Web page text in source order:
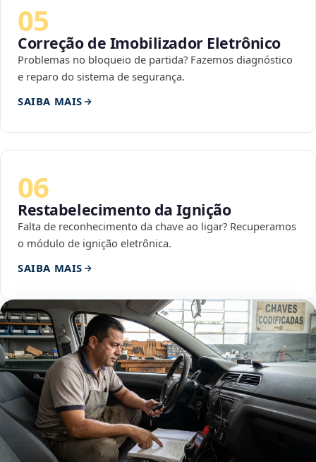
05
Correção de Imobilizador Eletrônico
Problemas no bloqueio de partida? Fazemos diagnóstico
e reparo do sistema de segurança.
SAIBA MAIS
06
Restabelecimento da Ignição
Falta de reconhecimento da chave ao ligar? Recuperamos
o módulo de ignição eletrônica.
SAIBA MAIS